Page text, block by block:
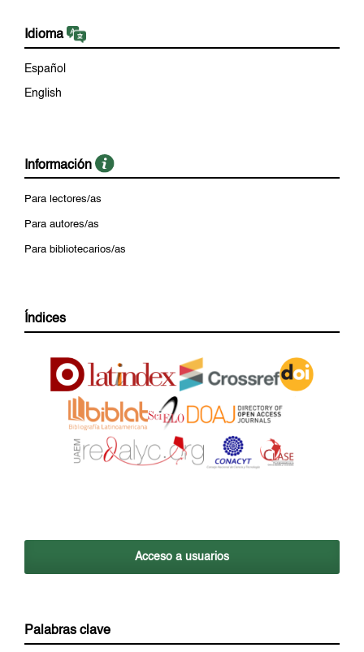
Idioma
Español
English
Información
Para lectores/as
Para autores/as
Para bibliotecarios/as
Índices
Acceso a usuarios
Palabras clave